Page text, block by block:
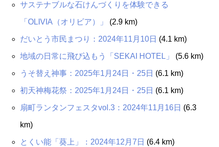
サステナブルな石けんづくりを体験できる
「OLIVIA（オリビア）」 (2.9 km)
だいとう市民まつり：2024年11月10日 (4.1 km)
地域の日常に飛び込もう「SEKAI HOTEL」 (5.6 km)
うそ替え神事：2025年1月24日・25日 (6.1 km)
初天神梅花祭：2025年1月24日・25日 (6.1 km)
扇町ランタンフェスタvol.3：2024年11月16日 (6.3
km)
とくい能「葵上」：2024年12月7日 (6.4 km)